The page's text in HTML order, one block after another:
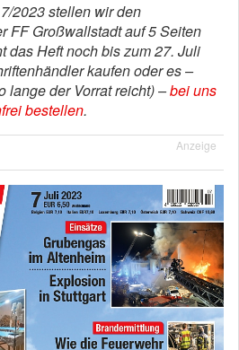
2023 stellen wir den
FF Großwallstadt auf 5 Seiten
das Heft noch bis zum 27. Juli
kaufen oder es –
lange der Vorrat reicht) –bei uns
bestellen.
Anzeige